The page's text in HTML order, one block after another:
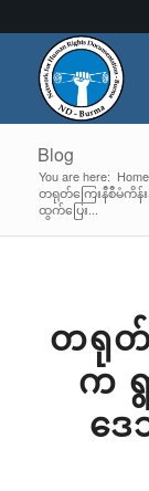
Blog
You are here: Home
တရုတ်ကြေးနီစီမံကိန်း
ထွက်ပြေး...
တရုတ်
က ရွ
ဒ